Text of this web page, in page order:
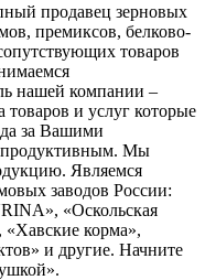
продавец зерновых
премиксов, белково-
товаров
нашей компании –
и услуг которые
за Вашими
Мы
Являемся
заводов России:
«Оскольская
корма»,
и другие. Начните